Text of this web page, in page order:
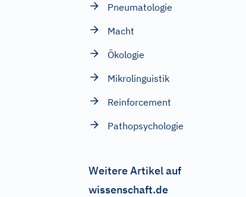
Pneumatologie
Macht
Ökologie
Mikrolinguistik
Reinforcement
Pathopsychologie
Weitere Artikel auf
wissenschaft.de